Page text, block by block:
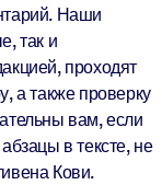
Наши
так и
проходят
а также проверку
вам, если
в тексте, не
Кови.